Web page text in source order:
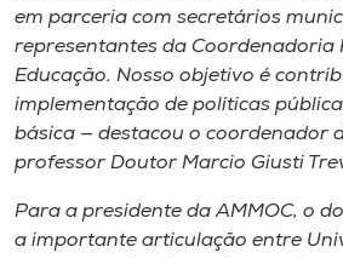
A-
em parceria com secretários
representantes da Coordenadoria
Educação. Nosso objetivo é
implementação de políticas
básica — destacou o coordenador
professor Doutor Marcio Giusti
Para a presidente da AMMOC, o
a importante articulação entre